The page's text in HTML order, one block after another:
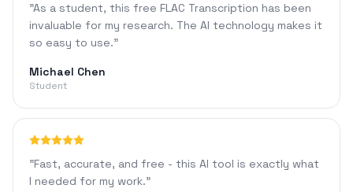
"As a student, this free FLAC Transcription has been
invaluable for my research. The AI technology makes it
so easy to use."
Michael Chen
Student
"Fast, accurate, and free - this AI tool is exactly what
I needed for my work."